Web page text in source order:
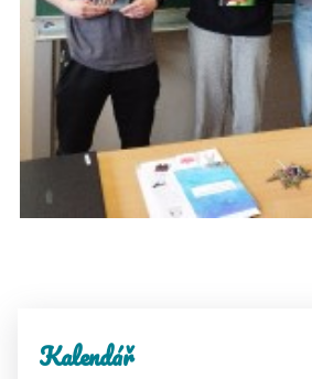
Kalendář